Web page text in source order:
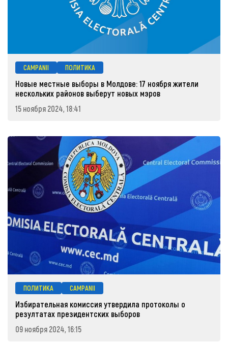
CAMPANII ПОЛИТИКА
Новые местные выборы в Молдове: 17 ноября жители
нескольких районов выберут новых мэров
15 ноября 2024, 18:41
ПОЛИТИКА CAMPANII
Избирательная комиссия утвердила протоколы о
резултатах президентских выборов
09 ноября 2024, 16:15